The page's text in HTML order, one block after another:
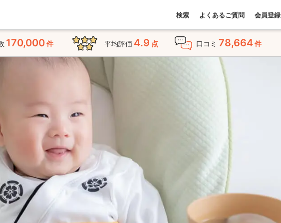
検索 よくあるご質問 会員登録
170,000件 平均評価 4.9 点 口コミ 78,664件